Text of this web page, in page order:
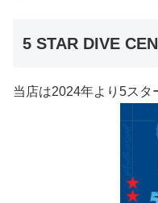
5 STAR DIVE
当店は2024年より5スタ